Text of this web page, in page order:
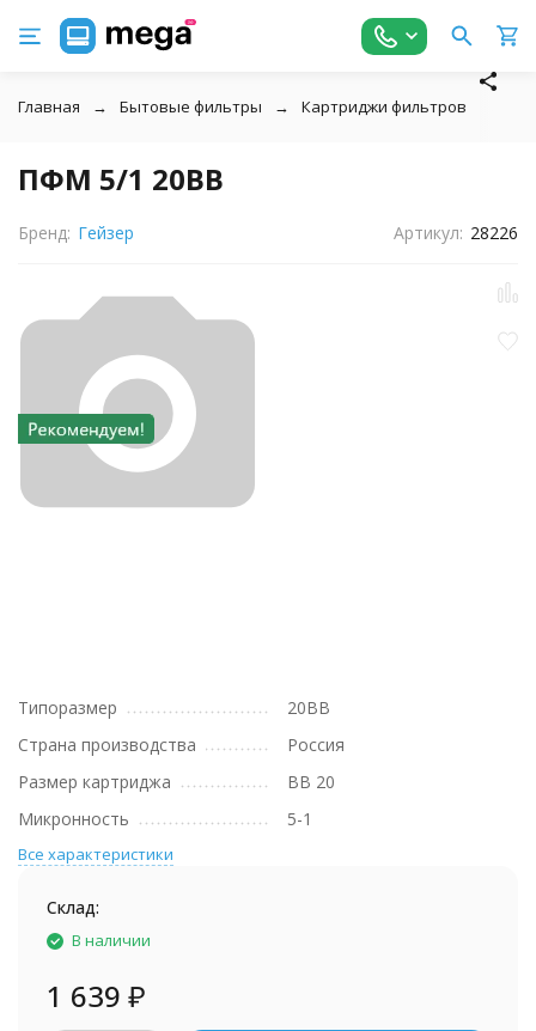
Главная Бытовые фильтры Картриджи фильтров
ПФМ 5/1 20BB
Бренд: Гейзер Артикул: 28226
Типоразмер
20BB
Страна производства
Россия
Размер картриджа
BB 20
Микронность
5-1
Все характеристики
Склад:
В наличии
1 639 ₽